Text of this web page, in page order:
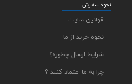
نحوه سفارش
قوانین سایت
نحوه خرید از ما
شرایط ارسال چطوره؟
چرا به ما اعتماد کنید ؟